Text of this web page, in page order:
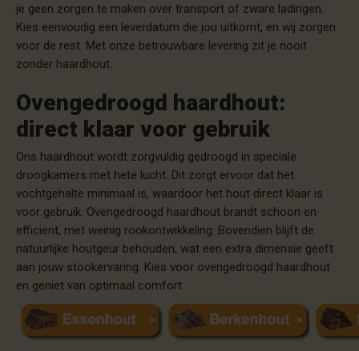
je geen zorgen te maken over transport of zware ladingen.
Kies eenvoudig een leverdatum die jou uitkomt, en wij zorgen
voor de rest. Met onze betrouwbare levering zit je nooit
zonder haardhout.
Ovengedroogd haardhout:
direct klaar voor gebruik
Ons haardhout wordt zorgvuldig gedroogd in speciale
droogkamers met hete lucht. Dit zorgt ervoor dat het
vochtgehalte minimaal is, waardoor het hout direct klaar is
voor gebruik. Ovengedroogd haardhout brandt schoon en
efficiënt, met weinig rookontwikkeling. Bovendien blijft de
natuurlijke houtgeur behouden, wat een extra dimensie geeft
aan jouw stookervaring. Kies voor ovengedroogd haardhout
en geniet van optimaal comfort.